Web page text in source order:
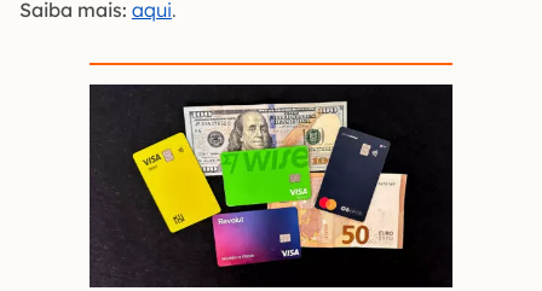
Saiba mais: aqui.